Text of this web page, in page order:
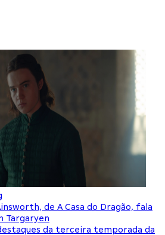
de A Casa do Dragão, fala
Targaryen
da terceira temporada da